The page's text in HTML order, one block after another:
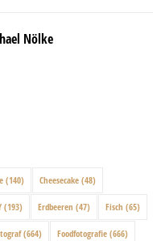
Nölke
(140) Cheesecake (48)
(193) Erdbeeren (47) Fisch (65)
(664) Foodfotografie (666)